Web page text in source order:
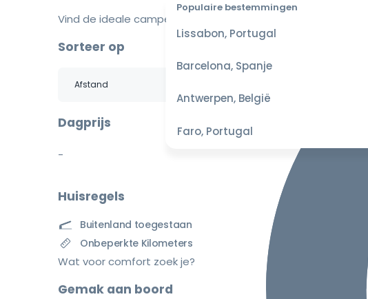
Populaire bestemmingen
Lissabon, Portugal
Barcelona, Spanje
Antwerpen, België
Faro, Portugal
Vind de ideale camper voor je reis
Sorteer op
Dagprijs
-
Huisregels
Buitenland toegestaan
Onbeperkte Kilometers
Wat voor comfort zoek je?
Gemak aan boord